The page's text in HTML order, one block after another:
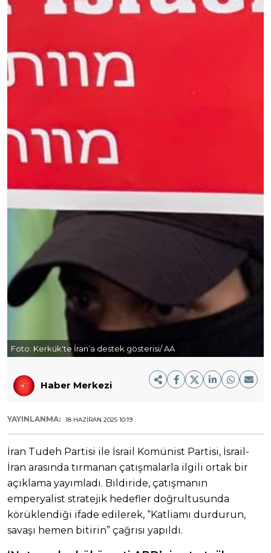
Foto: Kerkük'te İran’a destek gösterisi/ AA
Haber Merkezi
YAYINLANMA: 18 HAZIRAN 2025 10:19
İran Tudeh Partisi ile İsrail Komünist Partisi, İsrail-
İran arasında tırmanan çatışmalarla ilgili ortak bir
açıklama yayımladı. Bildiride, çatışmanın
emperyalist stratejik hedefler doğrultusunda
körüklendiği ifade edilerek, “Katliamı durdurun,
savaşı hemen bitirin” çağrısı yapıldı.